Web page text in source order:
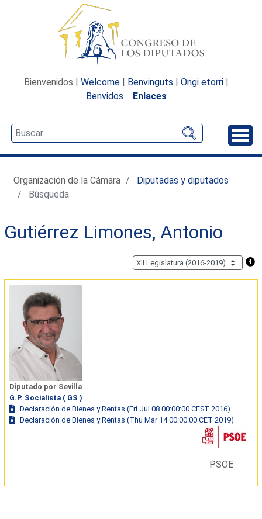
Bienvenidos | Welcome | Benvinguts | Ongi etorri |
Benvidos
Enlaces
Organización de la Cámara
Diputadas y diputados
Búsqueda
Gutiérrez Limones, Antonio
Diputado por Sevilla
G.P. Socialista ( GS )
Declaración de Bienes y Rentas (Fri Jul 08 00:00:00 CEST 2016)
Declaración de Bienes y Rentas (Thu Mar 14 00:00:00 CET 2019)
PSOE